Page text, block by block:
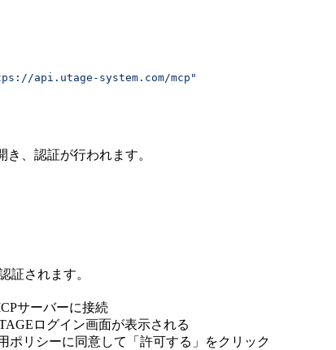
api.utage-system.com/mcp"
、認証が行われます。
証されます。
サーバーに接続
ログイン画面が表示される
ポリシーに同意して「許可する」をクリック